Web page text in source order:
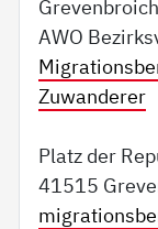
Grevenbroich
AWO
Zuwanderer
Platz der
41515